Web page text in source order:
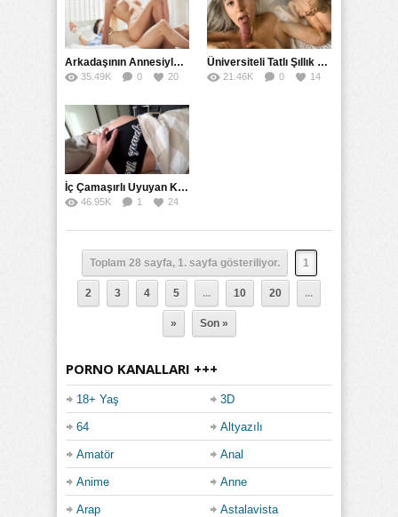
Arkadaşının Annesiyle Sevgili Olması Yetmedi Fantezili Sikti
35.49K 0 20
Üniversiteli Tatlı Şıllık Gaza Getirip İçine Boşalmasını İstedi
21.46K 0 14
İç Çamaşırlı Uyuyan Kuzenin Külotunu İndirip Soktu
46.95K 1 24
Toplam 28 sayfa, 1. sayfa gösteriliyor. 1
2 3 4 5 ... 10 20 ...
» Son »
PORNO KANALLARI +++
18+ Yaş 3D
64 Altyazılı
Amatör Anal
Anime Anne
Arap Astalavista